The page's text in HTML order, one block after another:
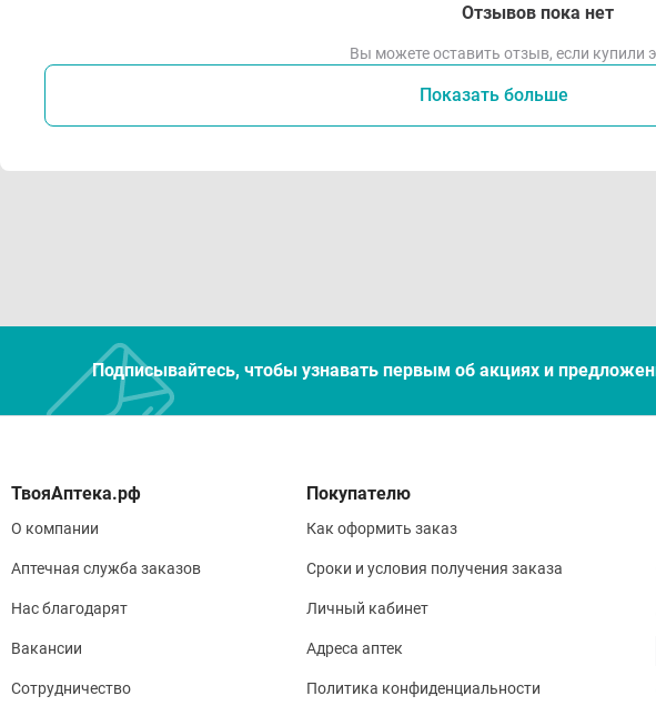
Отзывов пока нет
Вы можете оставить отзыв, если купили
Показать больше
Подписывайтесь, чтобы узнавать первым об акцияx и
О компании
Аптечная служба заказов
Нас благодарят
Вакансии
Сотрудничество
Покупателю
Как оформить заказ
Сроки и условия получения заказа
Личный кабинет
Адреса аптек
Политика конфиденциальности